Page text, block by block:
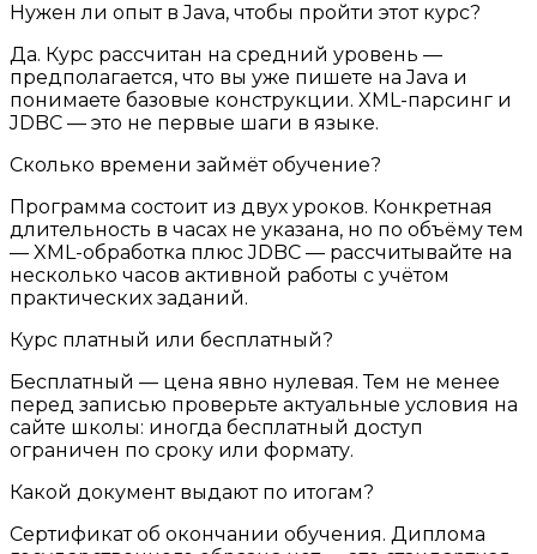
Нужен ли опыт в Java, чтобы пройти этот курс?
Да. Курс рассчитан на средний уровень —
предполагается, что вы уже пишете на Java и
понимаете базовые конструкции. XML-парсинг и
JDBC — это не первые шаги в языке.
Сколько времени займёт обучение?
Программа состоит из двух уроков. Конкретная
длительность в часах не указана, но по объёму тем
— XML-обработка плюс JDBC — рассчитывайте на
несколько часов активной работы с учётом
практических заданий.
Курс платный или бесплатный?
Бесплатный — цена явно нулевая. Тем не менее
перед записью проверьте актуальные условия на
сайте школы: иногда бесплатный доступ
ограничен по сроку или формату.
Какой документ выдают по итогам?
Сертификат об окончании обучения. Диплома